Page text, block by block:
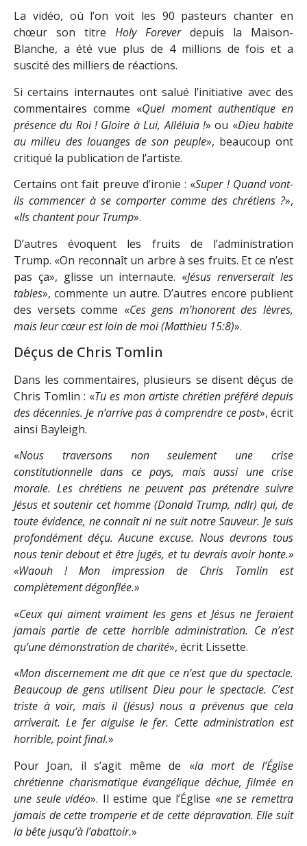
La vidéo, où l’on voit les 90 pasteurs chanter en
chœur son titre Holy Foreverdepuis la Maison-
Blanche, a été vue plus de 4 millions de fois et a
suscité des milliers de réactions.
Si certains internautes ont salué l’initiative avec des
commentaires comme «Quel moment authentique en
présence du Roi ! Gloire à Lui, Alléluia !» ou «Dieu habite
au milieu des louanges de son peuple», beaucoup ont
critiqué la publication de l’artiste.
Certains ont fait preuve d’ironie : «Super ! Quand vont-
ils commencer à se comporter comme des chrétiens ?»,
«Ils chantent pour Trump».
D’autres évoquent les fruits de l’administration
Trump. «On reconnaît un arbre à ses fruits. Et ce n’est
pas ça», glisse un internaute. «Jésus renverserait les
tables», commente un autre. D’autres encore publient
des versets comme «Ces gens m’honorent des lèvres,
mais leur cœur est loin de moi (Matthieu 15:8)».
Déçus de Chris Tomlin
Dans les commentaires, plusieurs se disent déçus de
Chris Tomlin : «Tu es mon artiste chrétien préféré depuis
des décennies. Je n’arrive pas à comprendre ce post», écrit
ainsi Bayleigh.
«Nous traversons non seulement une crise
constitutionnelle dans ce pays, mais aussi une crise
morale. Les chrétiens ne peuvent pas prétendre suivre
Jésus et soutenir cet homme (Donald Trump, ndlr) qui, de
toute évidence, ne connaît ni ne suit notre Sauveur. Je suis
profondément déçu. Aucune excuse. Nous devrons tous
nous tenir debout et être jugés, et tu devrais avoir honte.»
«Waouh ! Mon impression de Chris Tomlin est
complètement dégonflée.»
«Ceux qui aiment vraiment les gens et Jésus ne feraient
jamais partie de cette horrible administration. Ce n’est
qu’une démonstration de charité», écrit Lissette.
«Mon discernement me dit que ce n’est que du spectacle.
Beaucoup de gens utilisent Dieu pour le spectacle. C’est
triste à voir, mais il (Jésus) nous a prévenus que cela
arriverait. Le fer aiguise le fer. Cette administration est
horrible, point final.»
Pour Joan, il s’agit même de «la mort de l’Église
chrétienne charismatique évangélique déchue, filmée en
une seule vidéo». Il estime que l’Église «ne se remettra
jamais de cette tromperie et de cette dépravation. Elle suit
la bête jusqu’à l’abattoir.»